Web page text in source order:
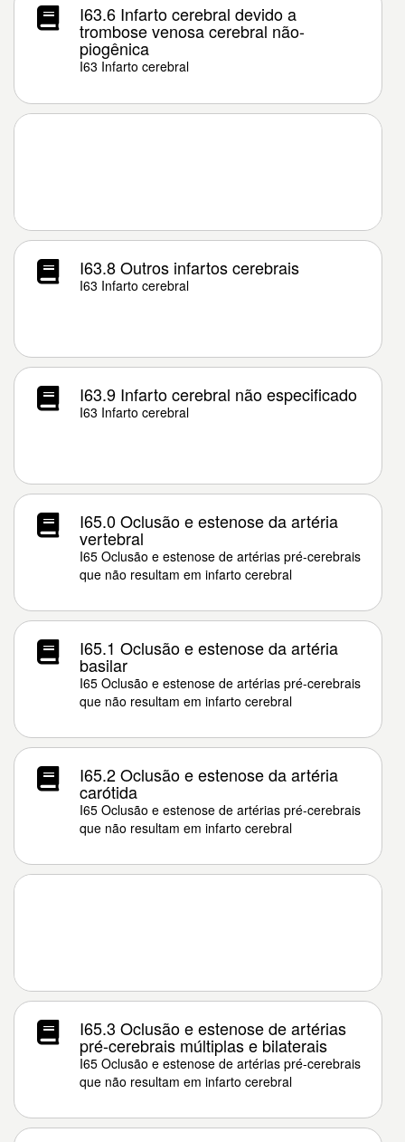
I63.6 Infarto cerebral devido a
trombose venosa cerebral não-
piogênica
I63 Infarto cerebral
I63.8 Outros infartos cerebrais
I63 Infarto cerebral
I63.9 Infarto cerebral não especificado
I63 Infarto cerebral
I65.0 Oclusão e estenose da artéria
vertebral
I65 Oclusão e estenose de artérias pré-cerebrais
que não resultam em infarto cerebral
I65.1 Oclusão e estenose da artéria
basilar
I65 Oclusão e estenose de artérias pré-cerebrais
que não resultam em infarto cerebral
I65.2 Oclusão e estenose da artéria
carótida
I65 Oclusão e estenose de artérias pré-cerebrais
que não resultam em infarto cerebral
I65.3 Oclusão e estenose de artérias
pré-cerebrais múltiplas e bilaterais
I65 Oclusão e estenose de artérias pré-cerebrais
que não resultam em infarto cerebral